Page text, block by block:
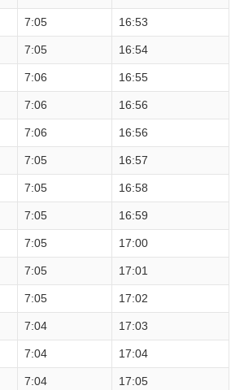
7:05 16:53
7:05 16:54
7:06 16:55
7:06 16:56
7:06 16:56
7:05 16:57
7:05 16:58
7:05 16:59
7:05 17:00
7:05 17:01
7:05 17:02
7:04 17:03
7:04 17:04
7:04 17:05